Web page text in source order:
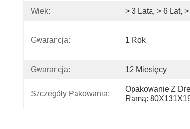
Wiek: > 3 Lata, > 6 Lat,
Gwarancja: 1 Rok
Gwarancja: 12 Miesięcy
Szczegóły Pakowania:
Opakowanie Z
Ramą: